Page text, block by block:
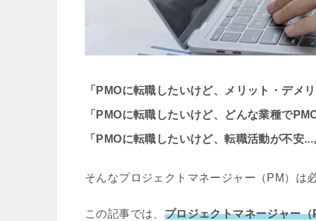
「PMOに転職したいけど、メリット・デメ
「PMOに転職したいけど、どんな業種で
「PMOに転職したいけど、転職活動が不安...
そんなプロジェクトマネージャー（PM）は
この記事では、 プロジェクトマネージャー